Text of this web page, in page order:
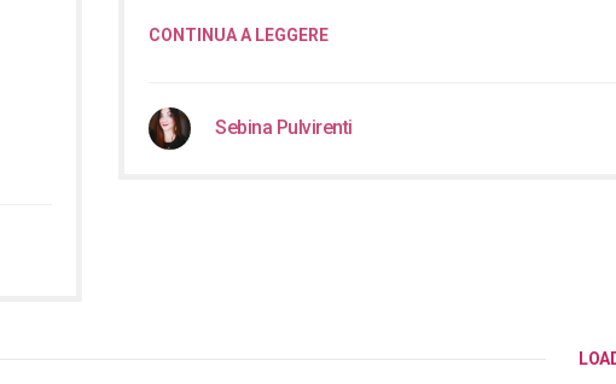
CONTINUA A LEGGERE
Sebina Pulvirenti